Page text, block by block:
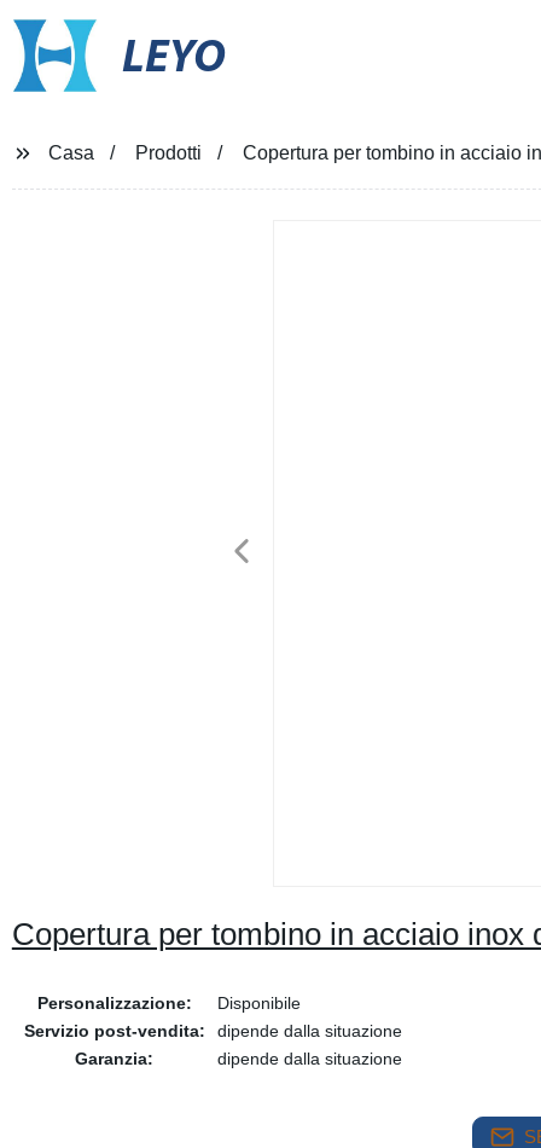
LEYO
Casa Prodotti Copertura per tombino in acciaio
Copertura per tombino in acciaio inox
Personalizzazione:
Disponibile
Servizio post-vendita:
dipende dalla situazione
Garanzia:
dipende dalla situazione